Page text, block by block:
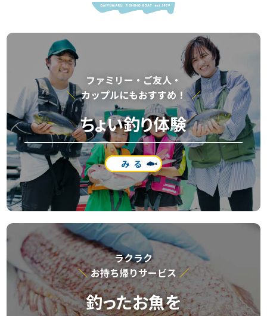
ファミリー・ご友⼈・
カップルにもおすすめ！
ちょい釣り体験
みる
ラクラク
お持ち帰りサービス
釣ったお魚を